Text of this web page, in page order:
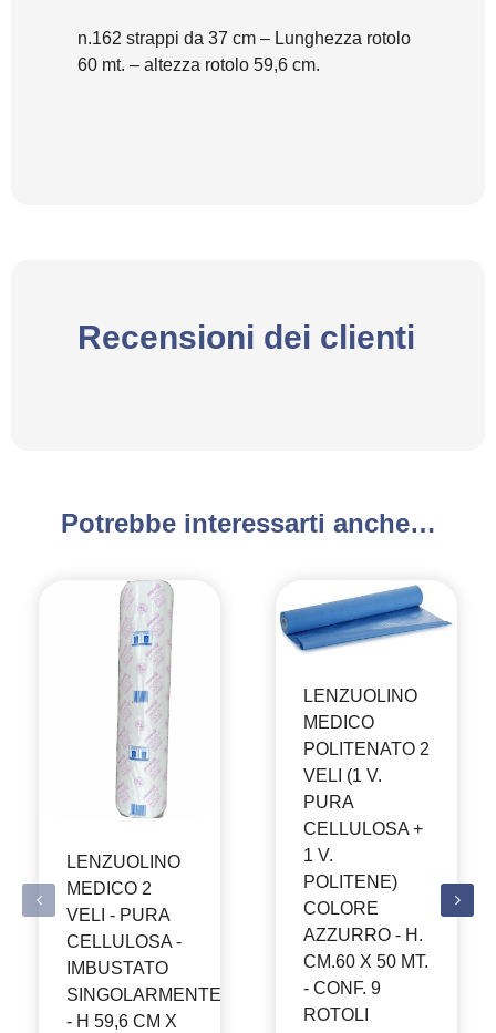
n.162 strappi da 37 cm – Lunghezza rotolo
60 mt. – altezza rotolo 59,6 cm.
Recensioni dei clienti
Potrebbe interessarti anche…
LENZUOLINO
MEDICO 2
VELI - PURA
CELLULOSA -
IMBUSTATO
SINGOLARMENTE
- H 59,6 CM X
LENZUOLINO
MEDICO
POLITENATO 2
VELI (1 V.
PURA
CELLULOSA +
1 V.
POLITENE)
COLORE
AZZURRO - H.
CM.60 X 50 MT.
- CONF. 9
ROTOLI